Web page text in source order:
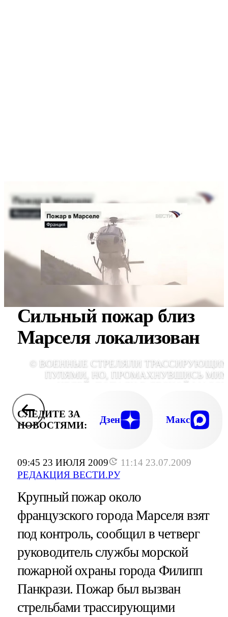
09:45 23 ИЮЛЯ 2009
11:14 23.07.2009
РЕДАКЦИЯ ВЕСТИ.РУ
Сильный пожар близ
Марселя локализован
© ВОЕННЫЕ СТРЕЛЯЛИ
ПУЛЯМИ, НО, ПРОМАХНУВШИСЬ
ЦЕЛЕЙ, ПОПАЛИ В ЛЕСНОЙ
СЛЕДИТЕ ЗА
НОВОСТЯМИ:
Дзен Макс
Крупный пожар около
французского города Марселя взят
под контроль, сообщил в четверг
руководитель службы морской
пожарной охраны города Филипп
Панкрази. Пожар был вызван
стрельбами трассирующими